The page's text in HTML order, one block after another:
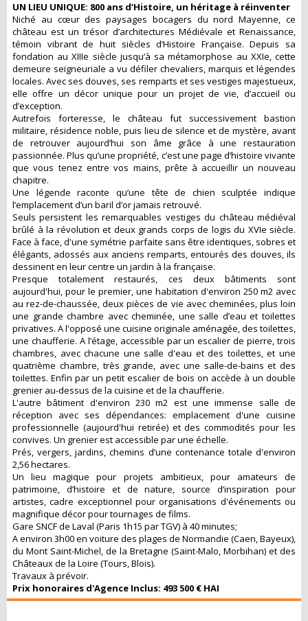
UN LIEU UNIQUE: 800 ans d’Histoire, un héritage à réinventer
Niché au cœur des paysages bocagers du nord Mayenne, ce
château est un trésor d’architectures Médiévale et Renaissance,
témoin vibrant de huit siècles d’Histoire Française. Depuis sa
fondation au XIIIe siècle jusqu’à sa métamorphose au XXIe, cette
demeure seigneuriale a vu défiler chevaliers, marquis et légendes
locales. Avec ses douves, ses remparts et ses vestiges majestueux,
elle offre un décor unique pour un projet de vie, d’accueil ou
d’exception.
Autrefois forteresse, le château fut successivement bastion
militaire, résidence noble, puis lieu de silence et de mystère, avant
de retrouver aujourd’hui son âme grâce à une restauration
passionnée. Plus qu’une propriété, c’est une page d’histoire vivante
que vous tenez entre vos mains, prête à accueillir un nouveau
chapitre.
Une légende raconte qu’une tête de chien sculptée indique
l’emplacement d’un baril d’or jamais retrouvé.
Seuls persistent les remarquables vestiges du château médiéval
brûlé à la révolution et deux grands corps de logis du XVIe siècle.
Face à face, d'une symétrie parfaite sans être identiques, sobres et
élégants, adossés aux anciens remparts, entourés des douves, ils
dessinent en leur centre un jardin à la française.
Presque totalement restaurés, ces deux bâtiments sont
aujourd'hui, pour le premier, une habitation d'environ 250 m2 avec
au rez-de-chaussée, deux pièces de vie avec cheminées, plus loin
une grande chambre avec cheminée, une salle d’eau et toilettes
privatives. A l'opposé une cuisine originale aménagée, des toilettes,
une chaufferie. A l’étage, accessible par un escalier de pierre, trois
chambres, avec chacune une salle d'eau et des toilettes, et une
quatrième chambre, très grande, avec une salle-de-bains et des
toilettes. Enfin par un petit escalier de bois on accède à un double
grenier au-dessus de la cuisine et de la chaufferie.
L'autre bâtiment d'environ 230 m2 est une immense salle de
réception avec ses dépendances: emplacement d'une cuisine
professionnelle (aujourd'hui retirée) et des commodités pour les
convives. Un grenier est accessible par une échelle.
Prés, vergers, jardins, chemins d’une contenance totale d'environ
2,56 hectares.
Un lieu magique pour projets ambitieux, pour amateurs de
patrimoine, d’histoire et de nature, source d’inspiration pour
artistes, cadre exceptionnel pour organisations d'événements ou
magnifique décor pour tournages de films.
Gare SNCF de Laval (Paris 1h15 par TGV) à 40 minutes;
A environ 3h00 en voiture des plages de Normandie (Caen, Bayeux),
du Mont Saint-Michel, de la Bretagne (Saint-Malo, Morbihan) et des
Châteaux de la Loire (Tours, Blois).
Travaux à prévoir.
Prix honoraires d'Agence Inclus: 493 500 € HAI